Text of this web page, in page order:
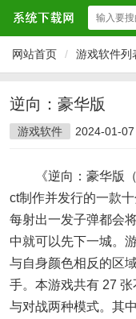
网站首页 / 游戏软件列
逆向：豪华版
游戏软件 2024-01-07
《逆向：豪华版
ct制作并发行的一款
每射出一发子弹都会
中就可以先下一城。
与自身颜色相反的区
手。本游戏共有 27
与对战两种模式。其